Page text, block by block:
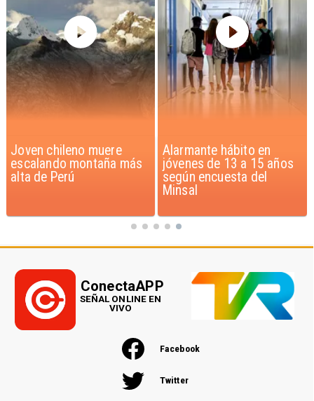
Alarmante hábito en
jóvenes de 13 a 15 años
según encuesta del
Aprueban creación del
Parque Sebastián Piñera
con inversión de $4 mil
millones
Facebook
Twitter
ConectaAPP
SEÑAL ONLINE EN
VIVO